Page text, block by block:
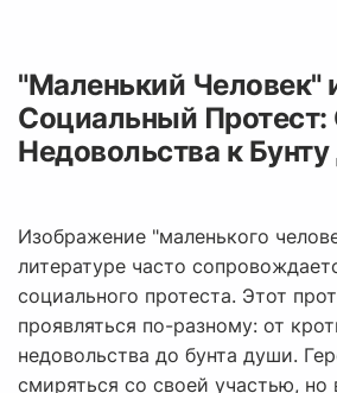
"Маленький Человек"
Социальный Протест:
Недовольства к
Изображение "маленького
литературе часто
социального протеста. Этот
проявляться по-разному: от
недовольства до бунта души.
смиряться со своей участью, но